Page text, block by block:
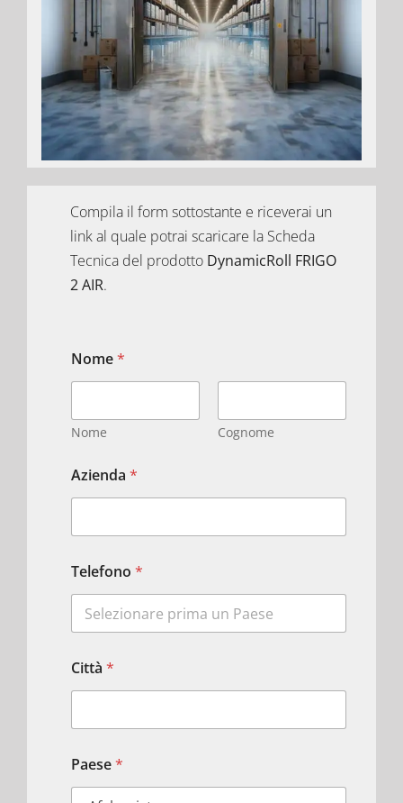
Compila il form sottostante e riceverai un
link al quale potrai scaricare la Scheda
Tecnica del prodotto DynamicRoll FRIGO
2 AIR.
Nome*
Nome Cognome
Azienda *
Telefono *
Città *
Paese*